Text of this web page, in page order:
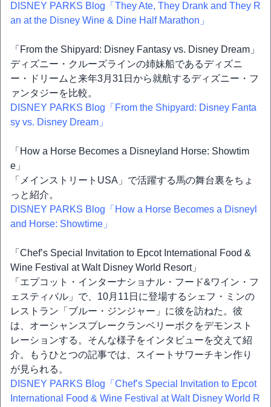
DISNEY PARKS Blog「They Ate, They Drank and They R
an at the Disney Wine & Dine Half Marathon」
「From the Shipyard: Disney Fantasy vs. Disney Dream」
ディズニー・クルーズラインの姉妹船であるディズニ
ー・ドリームと来年3月31日から就航するディズニー・フ
ァンタジーを比較。
DISNEY PARKS Blog「From the Shipyard: Disney Fanta
sy vs. Disney Dream」
「How a Horse Becomes a Disneyland Horse: Showtim
e」
「メインストリートUSA」で活躍する馬の舞台裏をちょ
っと紹介。
DISNEY PARKS Blog「How a Horse Becomes a Disneyl
and Horse: Showtime」
「Chef’s Special Invitation to Epcot International Food &
Wine Festival at Walt Disney World Resort」
「エプコット・インターナショナル・フード&ワイン・フ
ェスティバル」で、10月11日に登場するシェフ・ミンの
レストラン「ブルー・ジンジャー」に彼を訪ねた。彼
は、オーシャンスプレークランベリーボクをデモンスト
レーションする。そんな様子をインタビューを交えて紹
介。もうひとつの記事では、スイートサワーチキン作り
が見られる。
DISNEY PARKS Blog「Chef’s Special Invitation to Epcot
International Food & Wine Festival at Walt Disney World R